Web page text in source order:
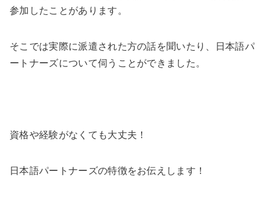
参加したことがあります。
そこでは実際に派遣された方の話を聞いたり、日本語パ
ートナーズについて伺うことができました。
資格や経験がなくても大丈夫！
日本語パートナーズの特徴をお伝えします！